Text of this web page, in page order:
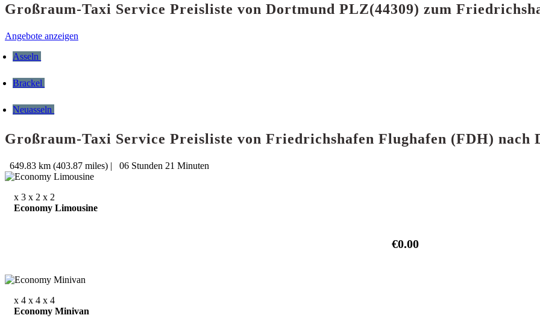
Großraum-Taxi Service Preisliste von Dortmund PLZ(44309) zum
Angebote anzeigen
Asseln
Brackel
Neuasseln
Großraum-Taxi Service Preisliste von Friedrichshafen Flughafen (FDH) nach
649.83 km (403.87 miles) | 06 Stunden 21 Minuten
x 3 x 2 x 2
Economy Limousine
€0.00
x 4 x 4 x 4
Economy Minivan